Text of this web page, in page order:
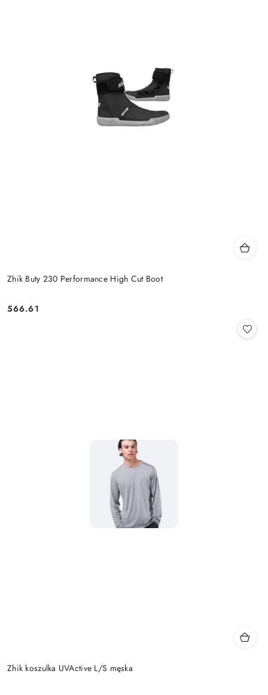
Zhik Buty 230 Performance High Cut Boot
Cena:
566.61
Zhik koszulka UVActive L/S męska